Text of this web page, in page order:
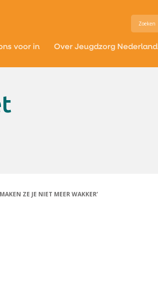
voor in Over Jeugdzorg Nederland
ZE JE NIET MEER WAKKER’